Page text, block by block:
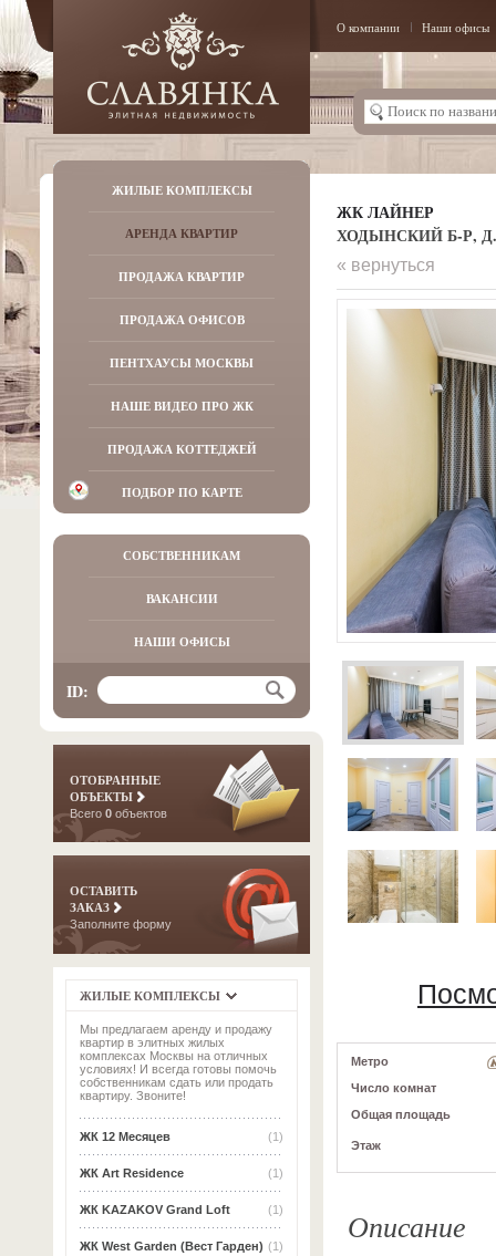
О компании Наши офисы
ЖИЛЫЕ КОМПЛЕКСЫ
АРЕНДА КВАРТИР
ПРОДАЖА КВАРТИР
ПРОДАЖА ОФИСОВ
ПЕНТХАУСЫ МОСКВЫ
НАШЕ ВИДЕО ПРО ЖК
ПРОДАЖА КОТТЕДЖЕЙ
ПОДБОР ПО КАРТЕ
СОБСТВЕННИКАМ
ВАКАНСИИ
НАШИ ОФИСЫ
ID:
ОТОБРАННЫЕ
ОБЪЕКТЫ
Всего 0 объектов
ОСТАВИТЬ
ЗАКАЗ
Заполните форму
ЖИЛЫЕ КОМПЛЕКСЫ
Мы предлагаем аренду и продажу
квартир в элитных жилых
комплексах Москвы на отличных
условиях! И всегда готовы помочь
собственникам сдать или продать
квартиру. Звоните!
(1)
ЖК 12 Месяцев
(1)
ЖК Art Residence
(1)
ЖК KAZAKOV Grand Loft
(1)
ЖК West Garden (Вест Гарден)
ЖК ЛАЙНЕР
ХОДЫНСКИЙ Б-Р,
« вернуться
Метро
Число комнат
Общая площадь
Этаж
Описание